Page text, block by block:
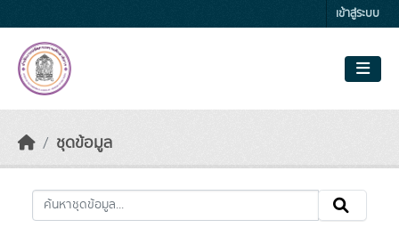
เข้าสู่ระบบ
ชุดข้อมูล